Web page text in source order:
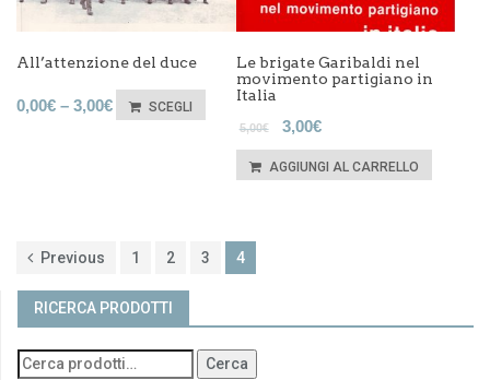
All’attenzione del duce
0,00€ – 3,00€ SCEGLI
Le brigate Garibaldi nel
movimento partigiano in
Italia
5,00€ 3,00€
AGGIUNGI AL CARRELLO
Previous 1 2 3 4
RICERCA PRODOTTI
Cerca